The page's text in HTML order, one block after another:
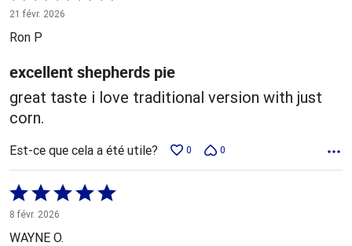
5 sur
5
21 févr. 2026
Ron P
excellent shepherds pie
great taste i love traditional version with just
corn.
Est-ce que cela a été utile? 0 0
Coté
5 sur
5
8 févr. 2026
WAYNE O.